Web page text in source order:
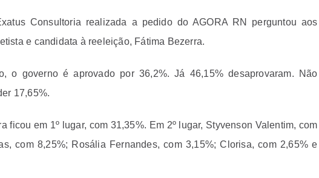
Consultoria realizada a pedido do AGORA RN perguntou aos
e candidata à reeleição, Fátima Bezerra.
o governo é aprovado por 36,2%. Já 46,15% desaprovaram. Não
17,65%.
ficou em 1º lugar, com 31,35%. Em 2º lugar, Styvenson Valentim, com
com 8,25%; Rosália Fernandes, com 3,15%; Clorisa, com 2,65% e